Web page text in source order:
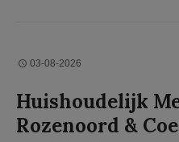
03-08-2026
Huishoudelijk
Rozenoord &